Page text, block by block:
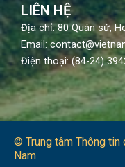
LIÊN HỆ
Địa chỉ: 80 Quán sứ,
Email:
Điện thoại: (84-24)
© Trung tâm Thông tin
Nam